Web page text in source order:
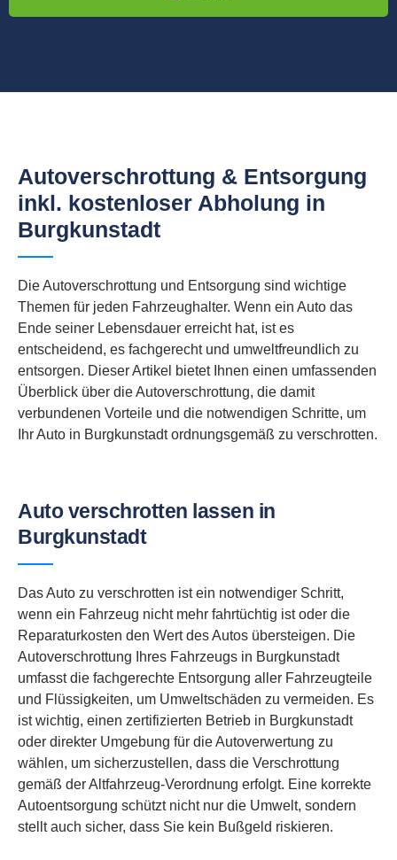
Autoverschrottung & Entsorgung
inkl. kostenloser Abholung in
Burgkunstadt
Die Autoverschrottung und Entsorgung sind wichtige
Themen für jeden Fahrzeughalter. Wenn ein Auto das
Ende seiner Lebensdauer erreicht hat, ist es
entscheidend, es fachgerecht und umweltfreundlich zu
entsorgen. Dieser Artikel bietet Ihnen einen umfassenden
Überblick über die Autoverschrottung, die damit
verbundenen Vorteile und die notwendigen Schritte, um
Ihr Auto in Burgkunstadt ordnungsgemäß zu verschrotten.
Auto verschrotten lassen in
Burgkunstadt
Das Auto zu verschrotten ist ein notwendiger Schritt,
wenn ein Fahrzeug nicht mehr fahrtüchtig ist oder die
Reparaturkosten den Wert des Autos übersteigen. Die
Autoverschrottung Ihres Fahrzeugs in Burgkunstadt
umfasst die fachgerechte Entsorgung aller Fahrzeugteile
und Flüssigkeiten, um Umweltschäden zu vermeiden. Es
ist wichtig, einen zertifizierten Betrieb in Burgkunstadt
oder direkter Umgebung für die Autoverwertung zu
wählen, um sicherzustellen, dass die Verschrottung
gemäß der Altfahrzeug-Verordnung erfolgt. Eine korrekte
Autoentsorgung schützt nicht nur die Umwelt, sondern
stellt auch sicher, dass Sie kein Bußgeld riskieren.